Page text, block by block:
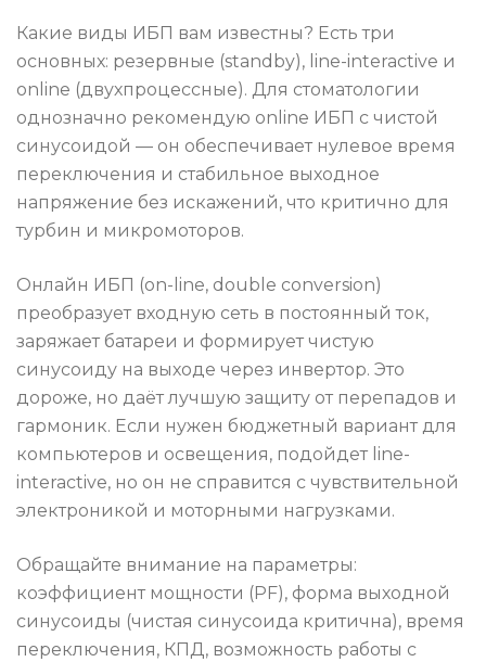
Какие виды ИБП вам известны? Есть три
основных: резервные (standby), line-interactive и
online (двухпроцессные). Для стоматологии
однозначно рекомендую online ИБП с чистой
синусоидой — он обеспечивает нулевое время
переключения и стабильное выходное
напряжение без искажений, что критично для
турбин и микромоторов.
Онлайн ИБП (on-line, double conversion)
преобразует входную сеть в постоянный ток,
заряжает батареи и формирует чистую
синусоиду на выходе через инвертор. Это
дороже, но даёт лучшую защиту от перепадов и
гармоник. Если нужен бюджетный вариант для
компьютеров и освещения, подойдет line-
interactive, но он не справится с чувствительной
электроникой и моторными нагрузками.
Обращайте внимание на параметры:
коэффициент мощности (PF), форма выходной
синусоиды (чистая синусоида критична), время
переключения, КПД, возможность работы с